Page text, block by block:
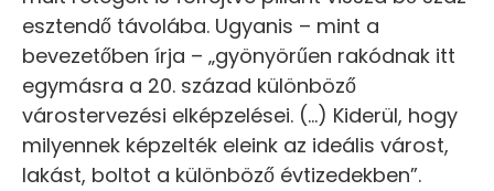
esztendő távolába. Ugyanis – mint a
bevezetőben írja – „gyönyörűen rakódnak itt
egymásra a 20. század különböző
várostervezési elképzelései. (…) Kiderül, hogy
milyennek képzelték eleink az ideális várost,
lakást, boltot a különböző évtizedekben”.